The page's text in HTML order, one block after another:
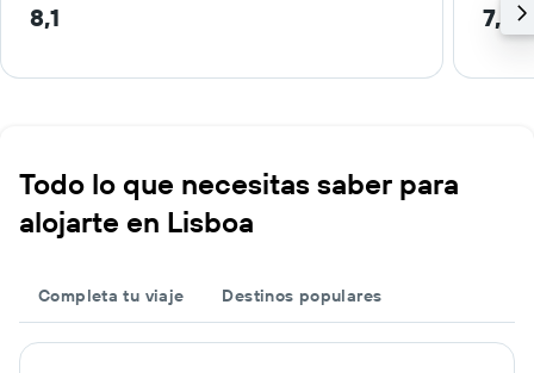
8,1 7,2
Todo lo que necesitas saber para
alojarte en Lisboa
Completa tu viaje Destinos populares